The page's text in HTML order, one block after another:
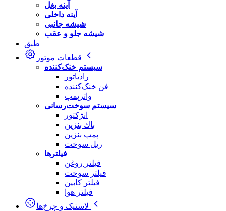
آینه بغل
آینه داخلی
شیشه جانبی
شیشه جلو و عقب
طبق
سیستم خنک‌کننده
رادیاتور
فن خنک‌کننده
واترپمپ
سیستم سوخت‌رسانی
انژکتور
باك بنزین
پمپ بنزین
ریل سوخت
فیلترها
فیلتر روغن
فیلتر سوخت
فیلتر کابین
فیلتر هوا